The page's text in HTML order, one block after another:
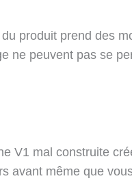
produit prend des
ne peuvent pas se
V1 mal construite
même que vous